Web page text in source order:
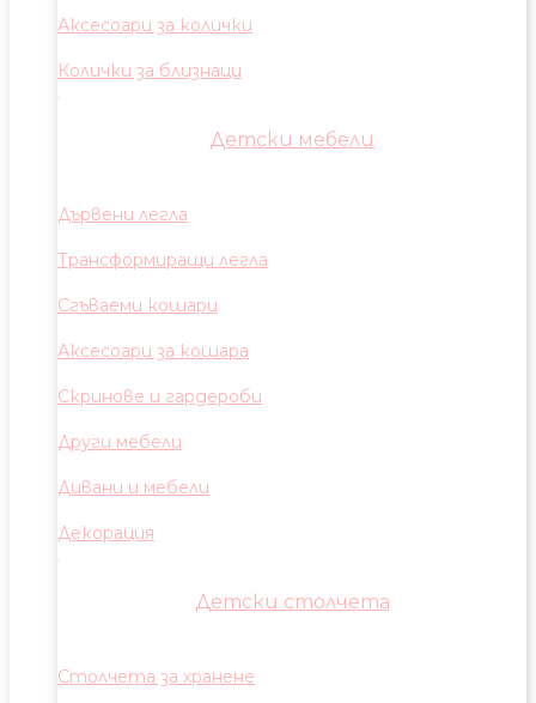
Аксесоари за колички
Колички за близнаци
Детски мебели
Дървени легла
Трансформиращи легла
Сгъваеми кошари
Аксесоари за кошара
Скринове и гардероби
Други мебели
Дивани и мебели
Декорация
Детски столчета
Столчета за хранене